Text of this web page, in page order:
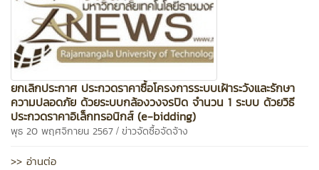
ยกเลิกประกาศ ประกวดราคาซื้อโครงการระบบเฝ้าระวังและรักษา
ความปลอดภัย ด้วยระบบกล้องวงจรปิด จำนวน 1 ระบบ ด้วยวิธี
ประกวดราคาอิเล็กทรอนิกส์ (e-bidding)
พุธ 20 พฤศจิกายน 2567 / ข่าวจัดซื้อจัดจ้าง
>> อ่านต่อ